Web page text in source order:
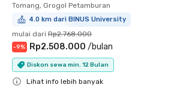
Tomang, Grogol Petamburan
4.0 km dari BINUS University
mulai dari Rp2.768.000
-9% Rp2.508.000 /bulan
Diskon sewa min. 12 Bulan
Lihat info lebih banyak